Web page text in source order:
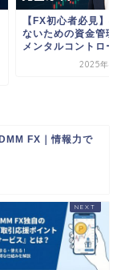
"DMMFX PLUS（
版）使い方｜デイト
け高機能ツール徹...
2026年6
FX｜情報力で